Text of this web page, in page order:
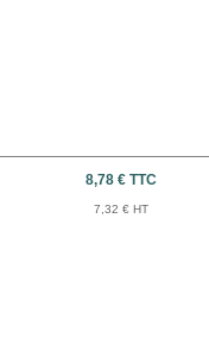
8,78 € TTC
7,32 € HT